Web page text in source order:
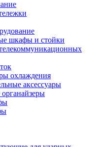
шкафы и стойки
охлаждения
аксессуары